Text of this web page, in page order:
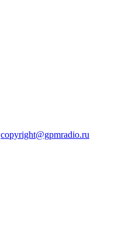
copyright@gpmradio.ru